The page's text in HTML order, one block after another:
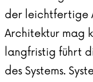
der leichtfertige
Architektur mag
langfristig führt
des Systems.